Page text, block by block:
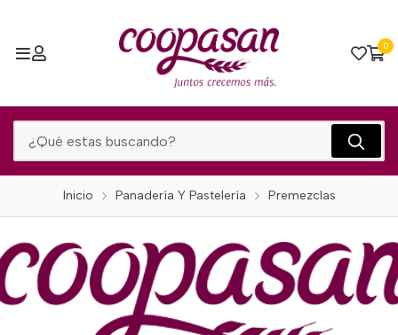
0
Inicio Panadería Y Pastelería Premezclas